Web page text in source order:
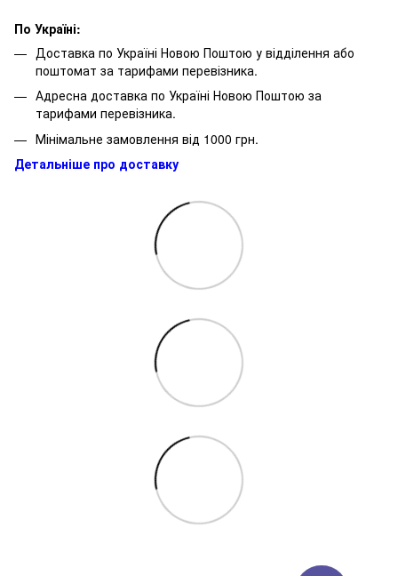
По Україні:
Доставка по Україні Новою Поштою у відділення або
поштомат за тарифами перевізника.
Адресна доставка по Україні Новою Поштою за
тарифами перевізника.
Мінімальне замовлення від 1000 грн.
Детальніше про доставку